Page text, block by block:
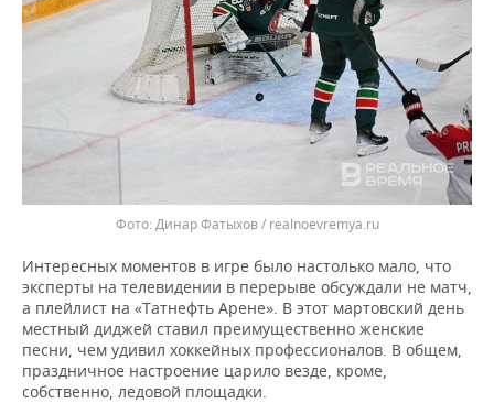
Динар Фатыхов / realnoevremya.ru
Интересных моментов в игре было настолько мало, что
эксперты на телевидении в перерыве обсуждали не матч,
а плейлист на «Татнефть Арене». В этот мартовский день
местный диджей ставил преимущественно женские
песни, чем удивил хоккейных профессионалов. В общем,
праздничное настроение царило везде, кроме,
собственно, ледовой площадки.